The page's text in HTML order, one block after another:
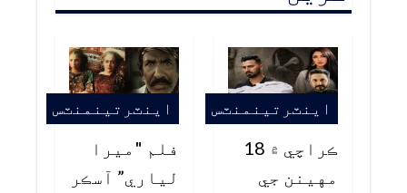
اينٽرتينمنٽس
ڪراچي ۾ 18
مهينن جي
اينٽرتينمنٽس
فلم "ميرا
لياري” آسڪر